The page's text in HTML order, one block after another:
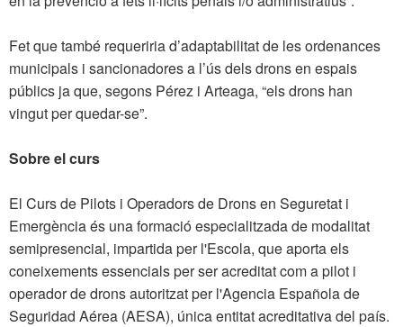
Fet que també requeriria d’adaptabilitat de les ordenances
municipals i sancionadores a l’ús dels drons en espais
públics ja que, segons Pérez i Arteaga, “els drons han
vingut per quedar-se”.
Sobre el curs
El Curs de Pilots i Operadors de Drons en Seguretat i
Emergència és una formació especialitzada de modalitat
semipresencial, impartida per l'Escola, que aporta els
coneixements essencials per ser acreditat com a pilot i
operador de drons autoritzat per l'Agencia Española de
Seguridad Aérea (AESA), única entitat acreditativa del país.